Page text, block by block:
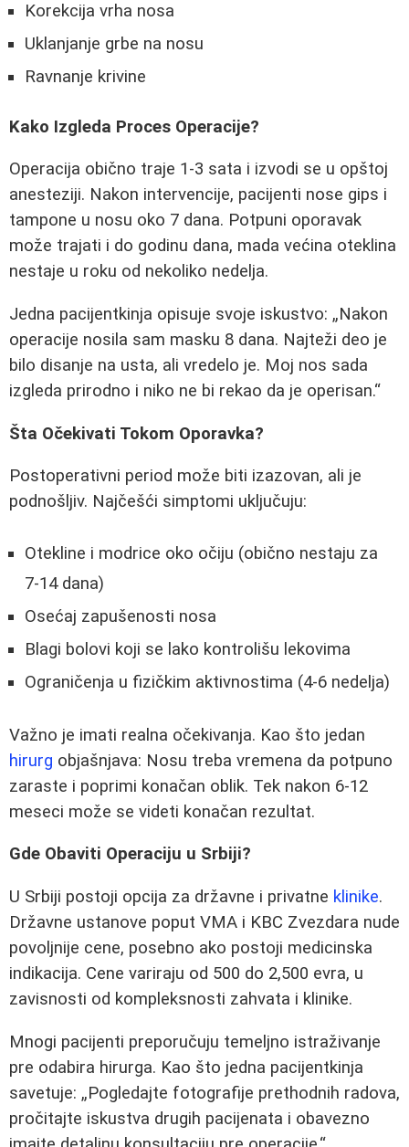
Korekcija vrha nosa
Uklanjanje grbe na nosu
Ravnanje krivine
Kako Izgleda Proces Operacije?
Operacija obično traje 1-3 sata i izvodi se u opštoj
anesteziji. Nakon intervencije, pacijenti nose gips i
tampone u nosu oko 7 dana. Potpuni oporavak
može trajati i do godinu dana, mada većina oteklina
nestaje u roku od nekoliko nedelja.
Jedna pacijentkinja opisuje svoje iskustvo:
Nakon
operacije nosila sam masku 8 dana. Najteži deo je
bilo disanje na usta, ali vredelo je. Moj nos sada
izgleda prirodno i niko ne bi rekao da je operisan.
Šta Očekivati Tokom Oporavka?
Postoperativni period može biti izazovan, ali je
podnošljiv. Najčešći simptomi uključuju:
Otekline i modrice oko očiju (obično nestaju za
7-14 dana)
Osećaj zapušenosti nosa
Blagi bolovi koji se lako kontrolišu lekovima
Ograničenja u fizičkim aktivnostima (4-6 nedelja)
Važno je imati realna očekivanja. Kao što jedan
hirurg objašnjava: Nosu treba vremena da potpuno
zaraste i poprimi konačan oblik. Tek nakon 6-12
meseci može se videti konačan rezultat.
Gde Obaviti Operaciju u Srbiji?
U Srbiji postoji opcija za državne i privatne klinike.
Državne ustanove poput VMA i KBC Zvezdara nude
povoljnije cene, posebno ako postoji medicinska
indikacija. Cene variraju od 500 do 2,500 evra, u
zavisnosti od kompleksnosti zahvata i klinike.
Mnogi pacijenti preporučuju temeljno istraživanje
pre odabira hirurga. Kao što jedna pacijentkinja
savetuje:
Pogledajte fotografije prethodnih radova,
pročitajte iskustva drugih pacijenata i obavezno